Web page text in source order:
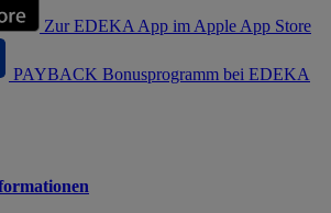
Zur EDEKA App im Apple App Store
PAYBACK Bonusprogramm bei EDEKA